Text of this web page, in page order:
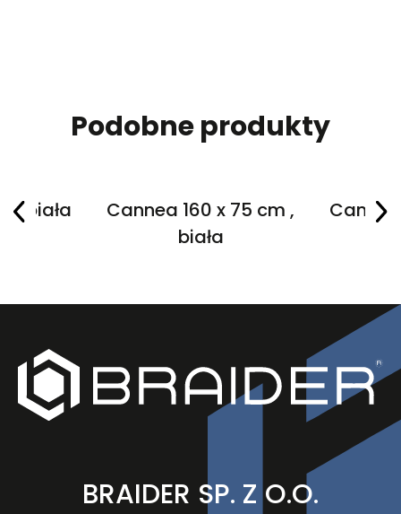
Podobne produkty
, biała
Cannea 160 x 75 cm ,
biała
BRAIDER SP. Z O.O.